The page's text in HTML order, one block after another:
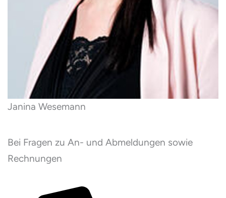
Janina Wesemann
Bei Fragen zu An- und Abmeldungen sowie
Rechnungen